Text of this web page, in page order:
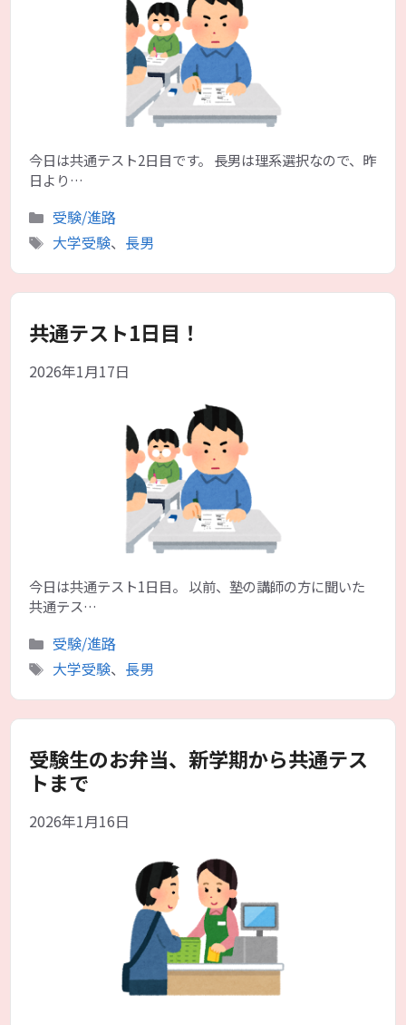
今日は共通テスト2日目です。 長男は理系選択なので、昨
日より…
カ
テ
リ
受験/進路
タ
大学受験、 長男
共通テスト1日目！
2026年1月17日
今日は共通テスト1日目。 以前、塾の講師の方に聞いた
共通テス…
カ
テ
リ
受験/進路
タ
大学受験、 長男
受験生のお弁当、新学期から共通テス
トまで
2026年1月16日